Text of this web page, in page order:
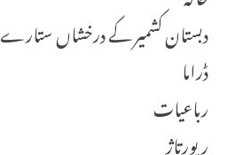
دبستان کشمیر کے درخشاں ستارے
ڈراما
رباعیات
رپورتاژ